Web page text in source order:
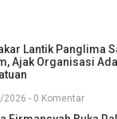
Lantik Panglima
Ajak Organisasi
2026 - 0 Komentar